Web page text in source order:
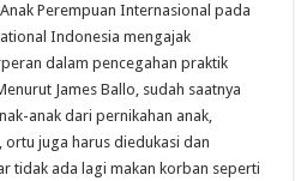
Perempuan Internasional pada
Indonesia mengajak
dalam pencegahan praktik
James Ballo, sudah saatnya
anak dari pernikahan anak,
ortu juga harus diedukasi dan
tidak ada lagi makan korban seperti